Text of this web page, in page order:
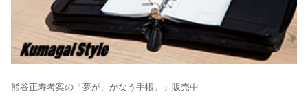
熊谷正寿考案の「夢が、かなう手帳。」販売中